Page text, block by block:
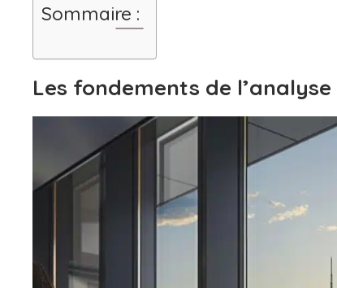
Sommaire :
Les fondements de